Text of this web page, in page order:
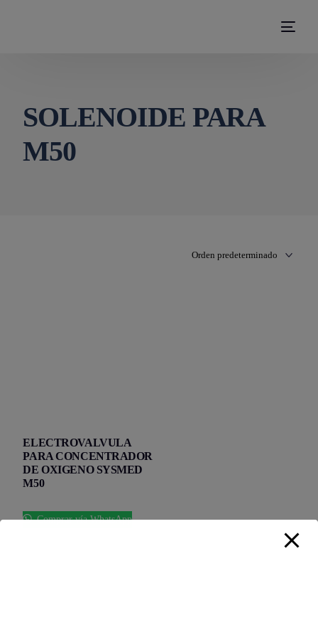
SOLENOIDE PARA
M50
ELECTROVALVULA
PARA CONCENTRADOR
DE OXIGENO SYSMED
M50
Comprar vía WhatsApp